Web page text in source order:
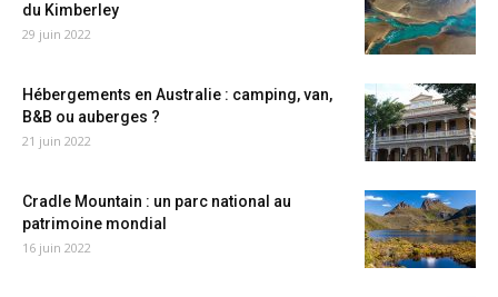
du Kimberley
29 juin 2022
Hébergements en Australie : camping, van,
B&B ou auberges ?
21 juin 2022
Cradle Mountain : un parc national au
patrimoine mondial
16 juin 2022